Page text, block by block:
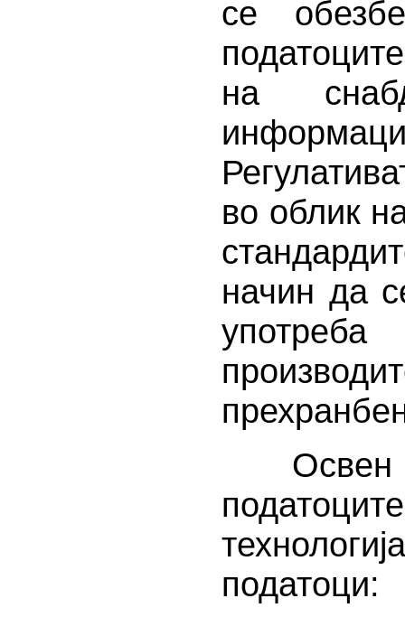
се
на
во облик
начин да
Освен
податоци: